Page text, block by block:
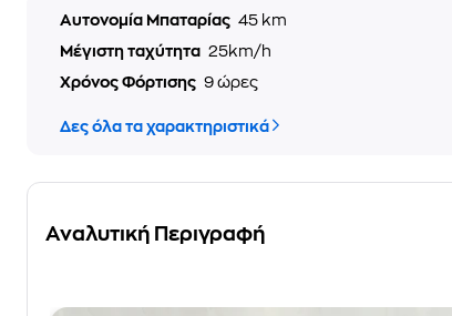
Αυτονομία Μπαταρίας 45 km
Μέγιστη ταχύτητα 25km/h
Χρόνος Φόρτισης 9 ώρες
Δες όλα τα χαρακτηριστικά
Αναλυτική Περιγραφή